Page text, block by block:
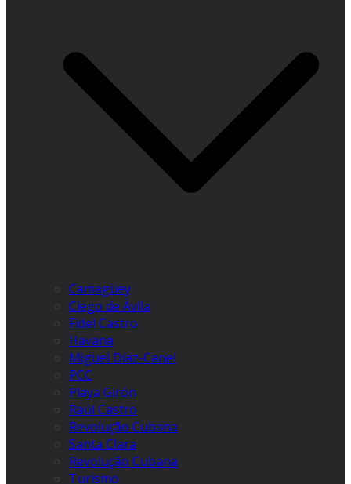
Camagüey
Ciego de Ávila
Fidel Castro
Havana
Miguel Díaz-Canel
PCC
Playa Girón
Raúl Castro
Revolução Cubana
Santa Clara
Revolução Cubana
Turismo